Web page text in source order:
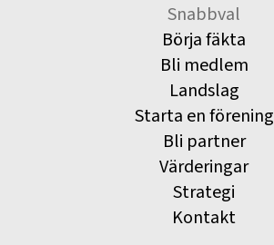
Snabbval
Börja fäkta
Bli medlem
Landslag
Starta en förening
Bli partner
Värderingar
Strategi
Kontakt